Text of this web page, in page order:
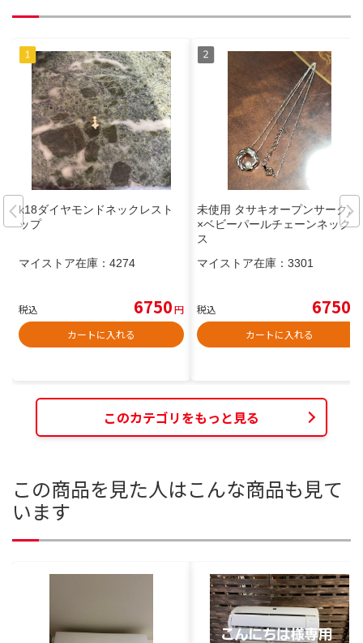
k18ダイヤモンドネックレスト
ップ
マイストア在庫： 4274
税込 6750円
カートに入れる
未使用 タサキオープンサークル
×ベビーパールチェーンネックレ
ス
マイストア在庫： 3301
税込 6750
カートに入れる
このカテゴリをもっと見る
この商品を見た人はこんな商品も見て
います